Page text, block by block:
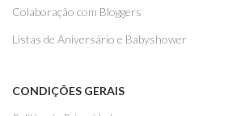
Colaboração com Bloggers
Listas de Aniversário e Babyshower
CONDIÇÕES GERAIS